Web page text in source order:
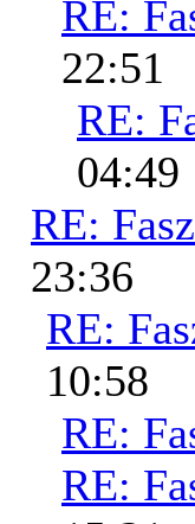
RE:
22:51
RE:
04:49
RE:
23:36
RE:
10:58
RE:
RE: